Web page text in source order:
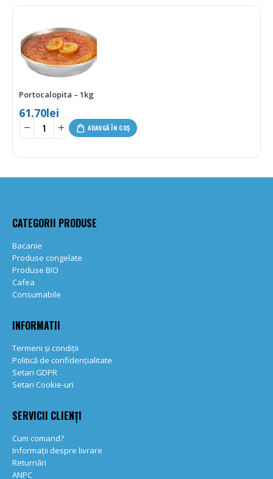
Cookies cu fulgi de ciocolata si portocale – 180g
17.00
ADAUGĂ ÎN COȘ
CATEGORII PRODUSE
Bacanie
Produse congelate
Produse BIO
Cafea
Consumabile
INFORMATII
Termeni și condiții
Politică de confidențialitate
Setari GDPR
Setari Cookie-uri
SERVICII CLIENȚI
Cum comand?
Informații despre livrare
Returnări
ANPC